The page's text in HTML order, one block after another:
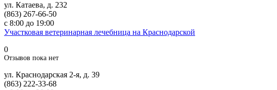
ул. Катаева, д. 232
(863) 267-66-50
с 8:00 до 19:00
Участковая ветеринарная лечебница на Краснодарской
0
Отзывов пока нет
ул. Краснодарская 2-я, д. 39
(863) 222-33-68